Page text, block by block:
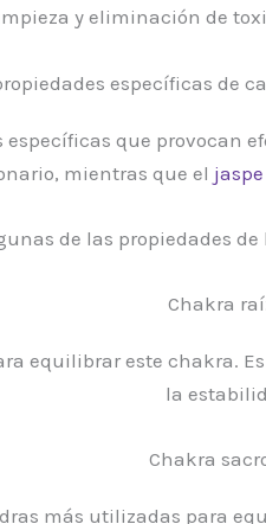
y eliminación de
específicas de
que provocan
mientras que el
de las propiedades
Chakra
equilibrar este chakra.
la
Chakra
más utilizadas para